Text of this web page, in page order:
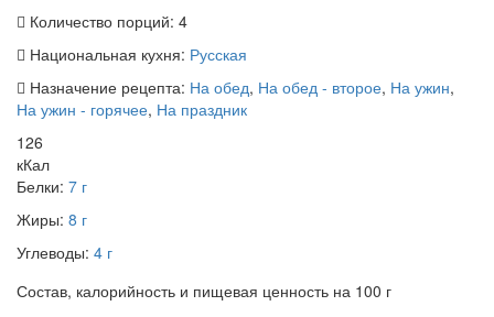
Количество порций: 4
Национальная кухня: Русская
Назначение рецепта: На обед, На обед - второе, На ужин,
На ужин - горячее, На праздник
126
кКал
Белки: 7 г
Жиры: 8 г
Углеводы: 4 г
Состав, калорийность и пищевая ценность на 100 г